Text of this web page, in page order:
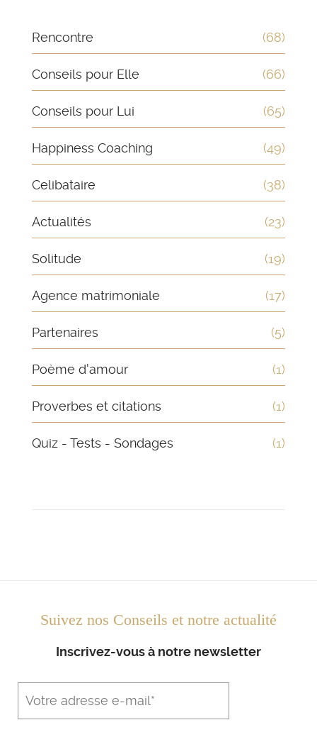
Rencontre (68)
Conseils pour Elle (66)
Conseils pour Lui (65)
Happiness Coaching (49)
Celibataire (38)
Actualités (23)
Solitude (19)
Agence matrimoniale (17)
Partenaires (5)
Poème d'amour (1)
Proverbes et citations (1)
Quiz - Tests - Sondages (1)
Suivez nos Conseils et notre actualité
Inscrivez-vous à notre newsletter